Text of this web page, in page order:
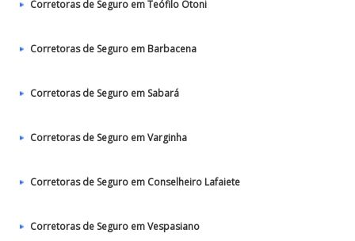
Corretoras de Seguro em Teófilo Otoni
Corretoras de Seguro em Barbacena
Corretoras de Seguro em Sabará
Corretoras de Seguro em Varginha
Corretoras de Seguro em Conselheiro Lafaiete
Corretoras de Seguro em Vespasiano